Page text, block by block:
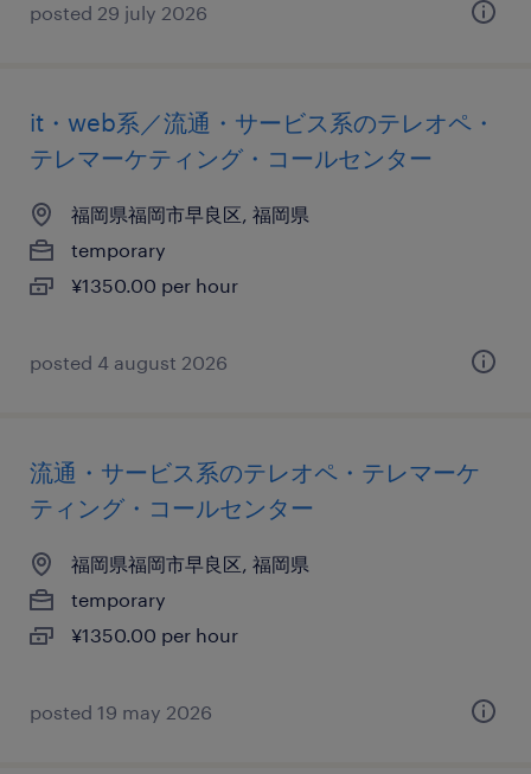
posted 29 july 2026
it・web系／流通・サービス系のテレオペ・
テレマーケティング・コールセンター
福岡県福岡市早良区, 福岡県
temporary
¥1350.00 per hour
posted 4 august 2026
流通・サービス系のテレオペ・テレマーケ
ティング・コールセンター
福岡県福岡市早良区, 福岡県
temporary
¥1350.00 per hour
posted 19 may 2026